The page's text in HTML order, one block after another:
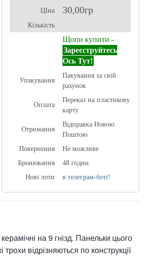
ЦІна 30,00гр
Кількість
Щопи купити -
Зареєструйтесь
Ось Тут!
Упакування
Пакування за свій
рахунок
Оплата
Переказ на пластикову
карту
Отримання
Відправка Новою
Поштою
Повернення
Не можливе
Бронювання
48 годин
Нові лоти
в телеграм-боті!
на 9 гнізд. Панельки цього
трохи відрізняються по конструкції